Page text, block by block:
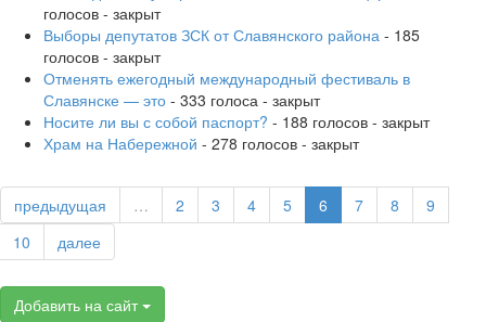
голосов - закрыт
Выборы депутатов ЗСК от Славянского района - 185
голосов - закрыт
Отменять ежегодный международный фестиваль в
Славянске — это - 333 голоса - закрыт
Носите ли вы с собой паспорт? - 188 голосов - закрыт
Храм на Набережной - 278 голосов - закрыт
предыдущая … 2 3 4 5 6 7 8
9
10
далее
Добавить на сайт